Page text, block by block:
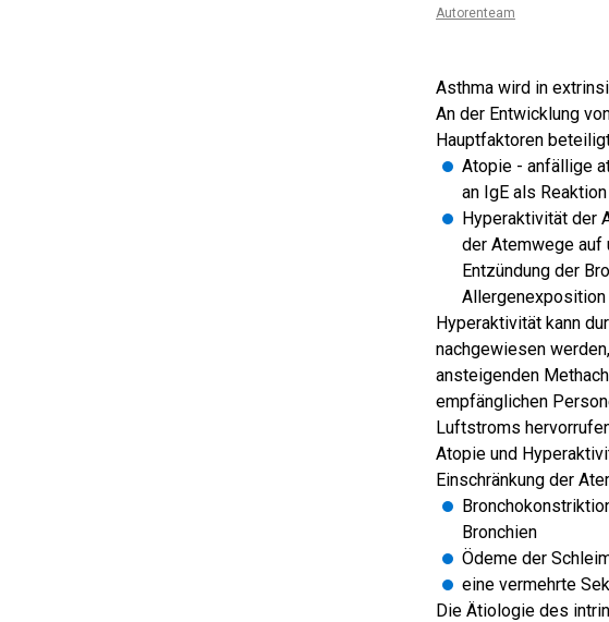
Autorenteam
Asthma wird in
An der Entwicklung
Hauptfaktoren
Atopie - anfällige
an IgE als
Hyperaktivität der
der Atemwege auf
Entzündung der
Allergenexposition
Hyperaktivität kann
nachgewiesen
ansteigenden
empfänglichen
Luftstroms
Atopie und
Einschränkung der
Bronchien
Ödeme der
eine vermehrte
Die Ätiologie des